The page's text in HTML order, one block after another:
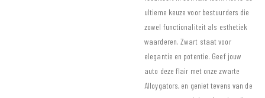
ultieme keuze voor bestuurders die
zowel functionaliteit als esthetiek
waarderen. Zwart staat voor
elegantie en potentie. Geef jouw
auto deze flair met onze zwarte
Alloygators, en geniet tevens van de